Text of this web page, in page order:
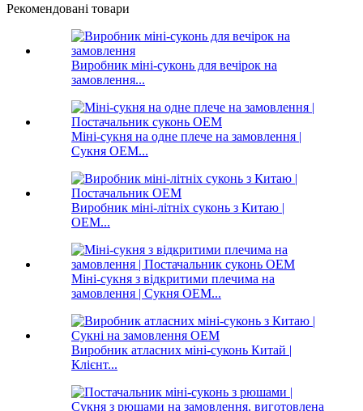
Рекомендовані товари
Виробник міні-суконь для вечірок на
замовлення...
Міні-сукня на одне плече на замовлення |
Сукня OEM...
Виробник міні-літніх суконь з Китаю |
OEM...
Міні-сукня з відкритими плечима на
замовлення | Сукня OEM...
Виробник атласних міні-суконь Китай |
Клієнт...